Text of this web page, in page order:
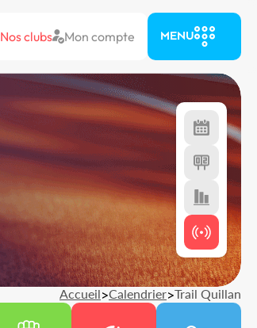
Nos clubs Mon compte MENU
Accueil>Calendrier>Trail Quillan